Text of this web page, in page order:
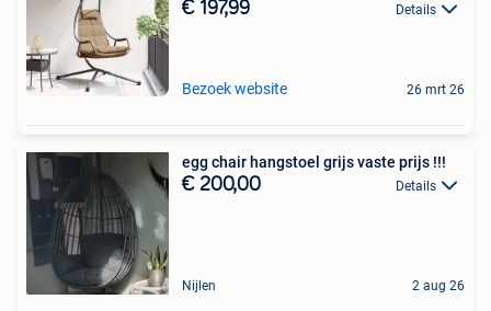
€ 197,99 Details
Bezoek website 26 mrt 26
egg chair hangstoel grijs vaste prijs !!!
€ 200,00 Details
Nijlen 2 aug 26